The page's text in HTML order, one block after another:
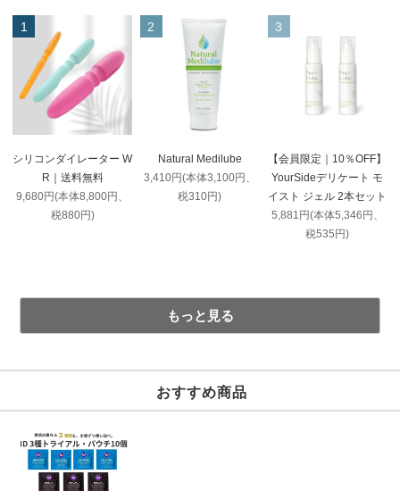
1
シリコンダイレーター W
R｜送料無料
9,680円(本体8,800円、
税880円)
2
Natural Medilube
3,410円(本体3,100円、
税310円)
3
【会員限定｜10％OFF】
YourSideデリケート モ
イスト ジェル 2本セット
5,881円(本体5,346円、
税535円)
もっと見る
おすすめ商品